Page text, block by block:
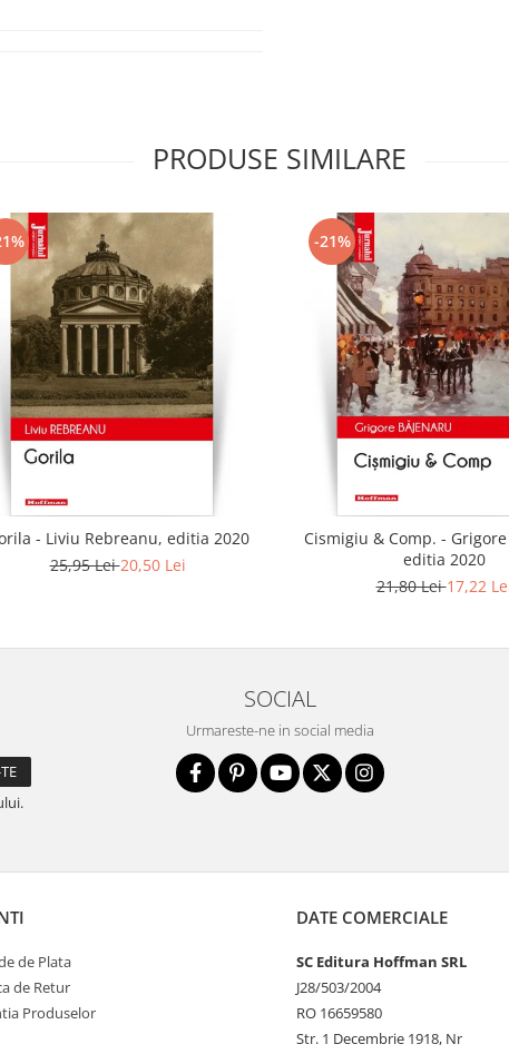
PRODUSE SIMILARE
- Liviu Rebreanu, editia 2020
25,95 Lei20,50 Lei
-21%
Cismigiu & Comp. -
editia 2020
21,80 Lei17,22
SOCIAL
Urmareste-ne in social media
de Plata
de Retur
Produselor
DATE COMERCIALE
SC Editura Hoffman SRL
J28/503/2004
RO 16659580
Str. 1 Decembrie 1918, Nr